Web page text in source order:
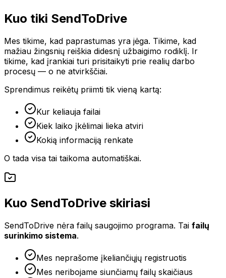
Kuo tiki SendToDrive
Mes tikime, kad paprastumas yra jėga. Tikime, kad
mažiau žingsnių reiškia didesnį užbaigimo rodiklį. Ir
tikime, kad įrankiai turi prisitaikyti prie realių darbo
procesų — o ne atvirkščiai.
Sprendimus reikėtų priimti tik vieną kartą:
Kur keliauja failai
Kiek laiko įkėlimai lieka atviri
Kokią informaciją renkate
O tada visa tai taikoma automatiškai.
Kuo SendToDrive skiriasi
SendToDrive nėra failų saugojimo programa. Tai failų
surinkimo sistema.
Mes neprašome įkeliančiųjų registruotis
Mes neribojame siunčiamų failų skaičiaus